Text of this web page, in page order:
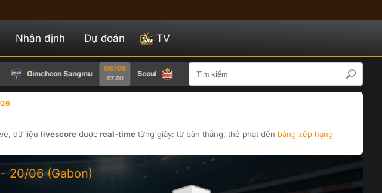
Nhận định Dự đoán TV
Gimcheon Sangmu
08/08
07:00 Seoul Bucheon 1995
, dữ liệu livescore được real-time từng giây: từ bàn thắng, thẻ phạt đến bảng xếp hạng
20/06(Gabon)